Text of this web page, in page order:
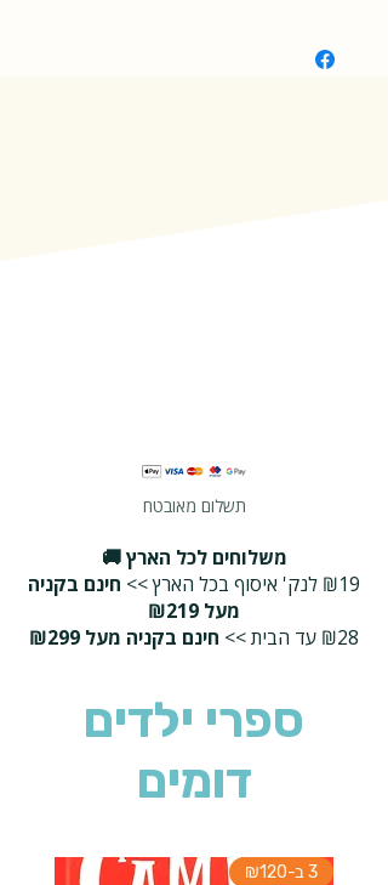
תשלום מאובטח
משלוחים לכל הארץ 🚚
₪19 לנק' איסוף בכל הארץ >>
חינם בקניה
מעל ₪219
₪28 עד הבית >>
חינם בקניה מעל ₪299
ספרי ילדים
דומים
3 ב-₪120